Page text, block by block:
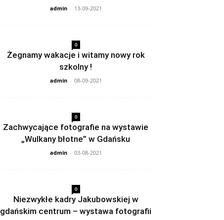
admin - 13-09-2021
0
Żegnamy wakacje i witamy nowy rok
szkolny !
admin - 08-09-2021
0
Zachwycające fotografie na wystawie
„Wulkany błotne” w Gdańsku
admin - 03-08-2021
0
Niezwykłe kadry Jakubowskiej w
gdańskim centrum – wystawa fotografii